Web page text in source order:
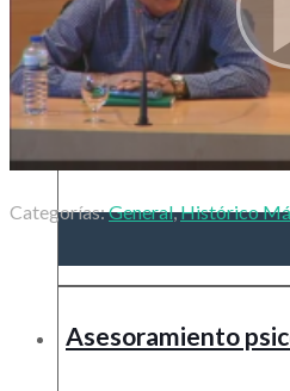
Categorías:General,Histórico
Asesoramiento